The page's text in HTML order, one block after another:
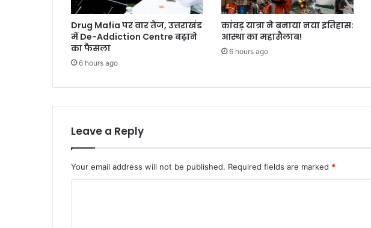
Drug Mafia पर वार तेज, उत्तराखंड
में De-Addiction Centre बढ़ाने
का फैसला
6 hours ago
कांवड़ यात्रा ने बनाया नया इतिहास:
आस्था का महासैलाब!
6 hours ago
Leave a Reply
Your email address will not be published. Required fields are marked *